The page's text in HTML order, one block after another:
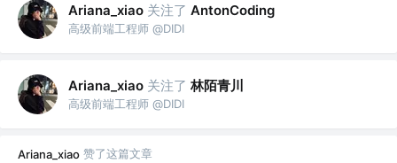
Ariana_xiao 关注了 AntonCoding
高级前端工程师 @DIDI
Ariana_xiao 关注了 林陌青川
高级前端工程师 @DIDI
Ariana_xiao 赞了这篇文章